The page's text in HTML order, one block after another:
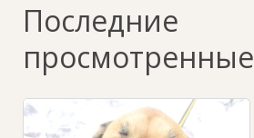
Последние
просмотренные